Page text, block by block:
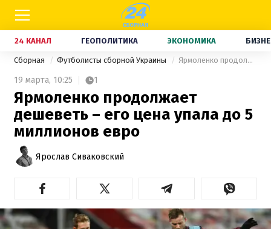
24 КАНАЛ ГЕОПОЛИТИКА ЭКОНОМИКА
Сборная Футболисты сборной Украины Ярмоленко продолжает дешеветь – его цена упала до 5 миллионов евро
19 марта, 10:25 1
Ярмоленко продолжает
дешеветь – его цена упала до 5
миллионов евро
Ярослав Сиваковский